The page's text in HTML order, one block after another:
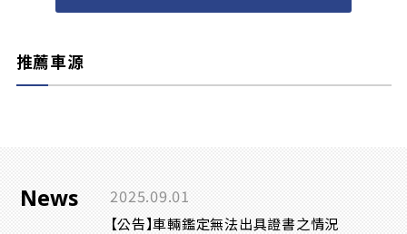
推薦車源
News 2025.09.01
【公告】車輛鑑定無法出具證書之情況